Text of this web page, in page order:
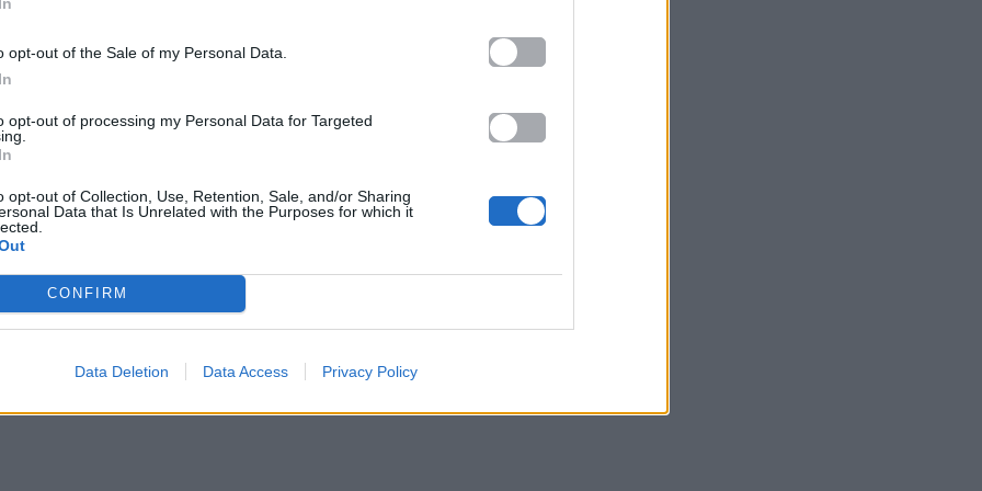
opt-out of the Sale of my Personal Data.
opt-out of processing my Personal Data for Targeted
opt-out of Collection, Use, Retention, Sale, and/or Sharing
Data that Is Unrelated with the Purposes for which it
CONFIRM
Data Deletion Data Access Privacy Policy
και stand up κωμικό Αλέξανδρο
συνηθισμένες κωμικές φόρμες, φέρνει μια
μια φιλική κουβέντα, θα μιλήσει για τις πηγές
από την καριέρα του.